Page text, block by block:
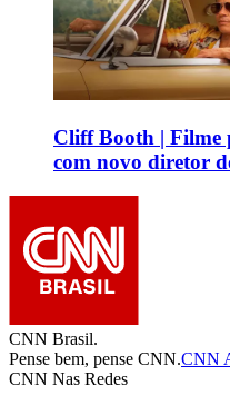
Cliff Booth | Filme
com novo diretor
CNN Brasil.
Pense bem, pense CNN.CNN
CNN Nas Redes